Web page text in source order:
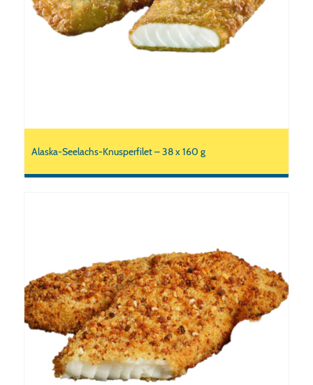
Alaska-Seelachs-Knusperfilet – 38 x 160 g